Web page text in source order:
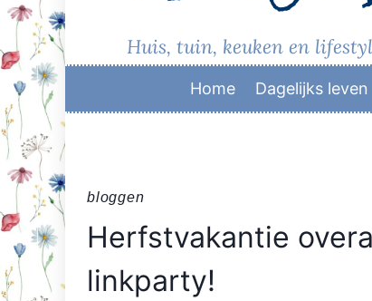
Huis, tuin, keuken en
Home Dagelijks leven
bloggen
Herfstvakantie
linkparty!